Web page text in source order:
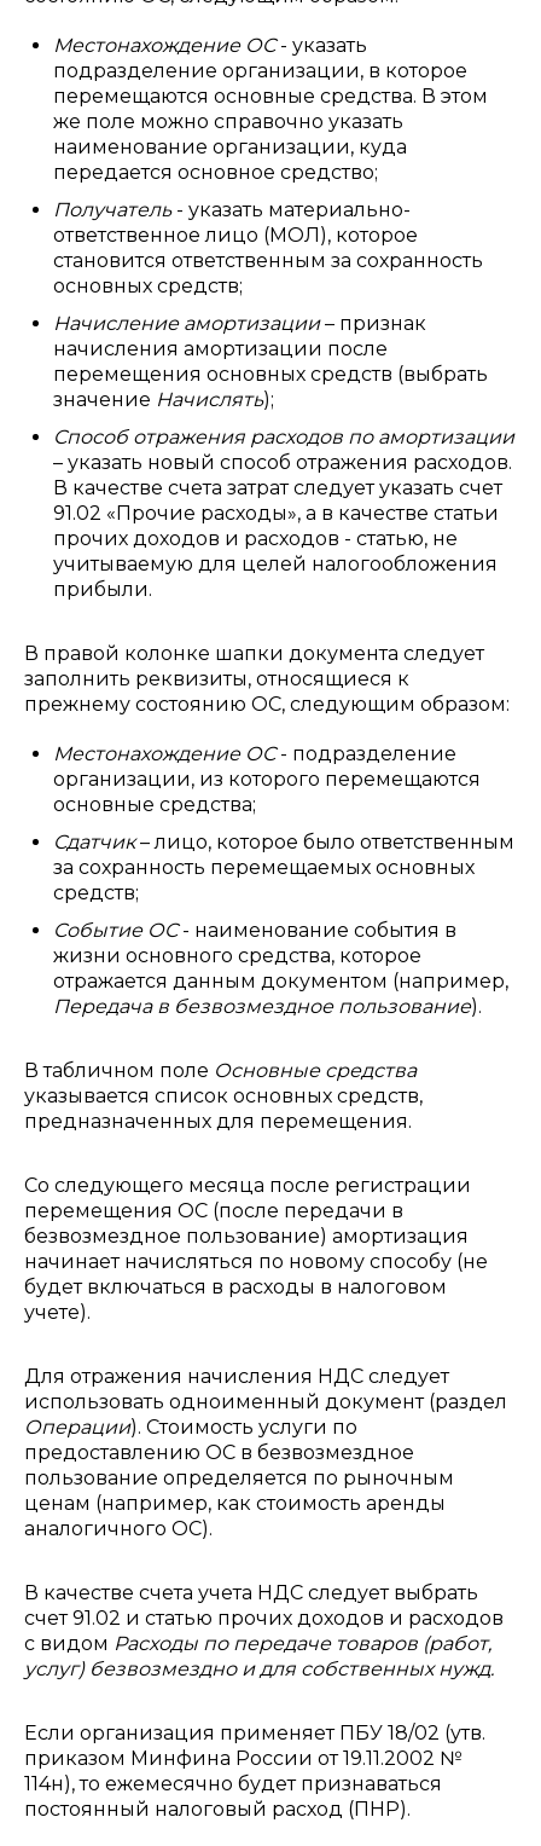
Местонахождение ОС- указать
подразделение организации, в которое
перемещаются основные средства. В этом
же поле можно справочно указать
наименование организации, куда
передается основное средство;
Получатель - указать материально-
ответственное лицо (МОЛ), которое
становится ответственным за сохранность
основных средств;
Начисление амортизации– признак
начисления амортизации после
перемещения основных средств (выбрать
значение Начислять);
Способ отражения расходов по амортизации
– указать новый способ отражения расходов.
В качестве счета затрат следует указать счет
91.02 «Прочие расходы», а в качестве статьи
прочих доходов и расходов - статью, не
учитываемую для целей налогообложения
прибыли.
В правой колонке шапки документа следует
заполнить реквизиты, относящиеся к
прежнему состоянию ОС, следующим образом:
Местонахождение ОС- подразделение
организации, из которого перемещаются
основные средства;
Сдатчик– лицо, которое было ответственным
за сохранность перемещаемых основных
средств;
Событие ОС- наименование события в
жизни основного средства, которое
отражается данным документом (например,
Передача в безвозмездное пользование).
В табличном поле Основные средства
указывается список основных средств,
предназначенных для перемещения.
Со следующего месяца после регистрации
перемещения ОС (после передачи в
безвозмездное пользование) амортизация
начинает начисляться по новому способу (не
будет включаться в расходы в налоговом
учете).
Для отражения начисления НДС следует
использовать одноименный документ (раздел
Операции). Стоимость услуги по
предоставлению ОС в безвозмездное
пользование определяется по рыночным
ценам (например, как стоимость аренды
аналогичного ОС).
В качестве счета учета НДС следует выбрать
счет 91.02 и статью прочих доходов и расходов
с видом Расходы по передаче товаров (работ,
услуг) безвозмездно и для собственных нужд.
Если организация применяет ПБУ 18/02 (утв.
приказом Минфина России от 19.11.2002 №
114н), то ежемесячно будет признаваться
постоянный налоговый расход (ПНР).